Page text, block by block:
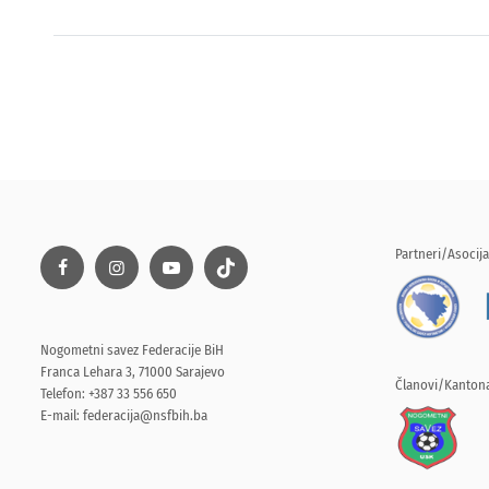
Nogometni savez Federacije BiH
Franca Lehara 3, 71000 Sarajevo
Telefon: +387 33 556 650
E-mail: federacija@nsfbih.ba
Partneri/
Članovi/